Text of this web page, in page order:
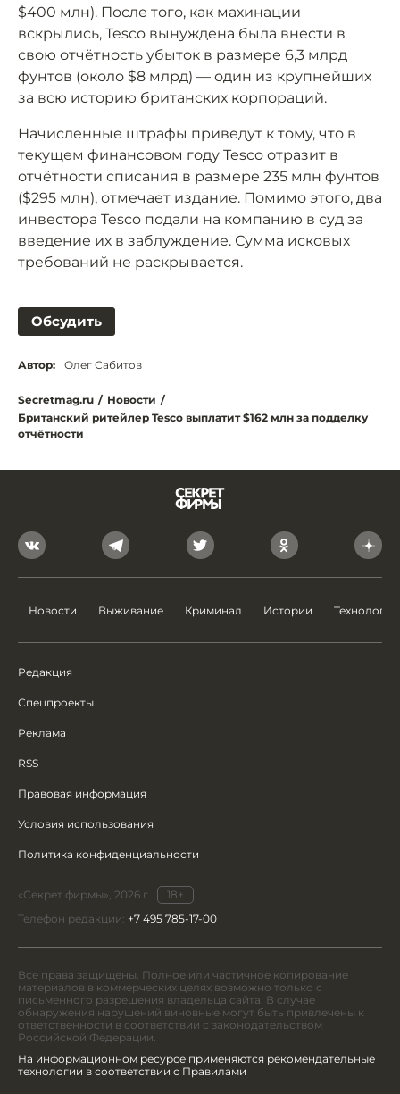
$400 млн). После того, как махинации
вскрылись, Tesco вынуждена была внести в
свою отчётность убыток в размере 6,3 млрд
фунтов (около $8 млрд) — один из крупнейших
за всю историю британских корпораций.
Начисленные штрафы приведут к тому, что в
текущем финансовом году Tesco отразит в
отчётности списания в размере 235 млн фунтов
($295 млн), отмечает издание. Помимо этого, два
инвестора Tesco подали на компанию в суд за
введение их в заблуждение. Сумма исковых
требований не раскрывается.
Обсудить
Автор: Олег Сабитов
Secretmag.ru / Новости /
Британский ритейлер Tesco выплатит $162 млн за подделку
отчётности
Новости Выживание Криминал Истории Технологии
Редакция
Спецпроекты
Реклама
RSS
Правовая информация
Условия использования
Политика конфиденциальности
«Секрет фирмы», 2026 г.
18+
Телефон редакции: +7 495 785-17-00
Все права защищены. Полное или частичное копирование
материалов в коммерческих целях возможно только с
письменного разрешения владельца сайта. В случае
обнаружения нарушений виновные могут быть привлечены к
ответственности в соответствии с законодательством
Российской Федерации.
На информационном ресурсе применяются рекомендательные
технологии в соответствии с Правилами